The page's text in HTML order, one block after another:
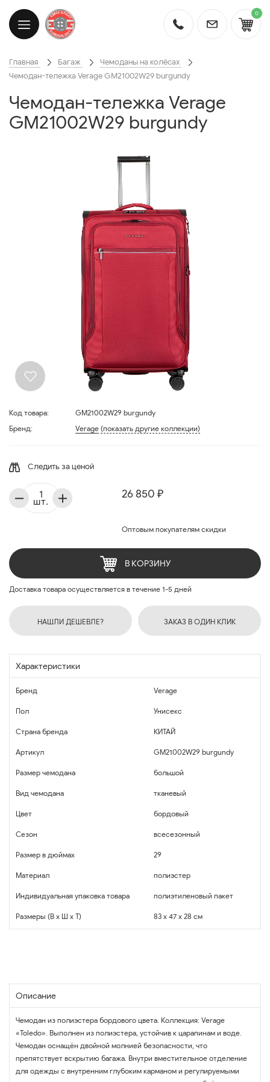
0
Главная Багаж
Чемоданы на колёсах
Чемодан-тележка Verage GM21002W29 burgundy
Чемодан-тележка Verage
GM21002W29 burgundy
Код товара:
GM21002W29 burgundy
Бренд:
Verage (показать другие коллекции)
Следить за ценой
26 850 ₽
Оптовым покупателям скидки
шт.
В КОРЗИНУ
Доставка товара осуществляется в течение 1-5 дней
НАШЛИ ДЕШЕВЛЕ? ЗАКАЗ В ОДИН КЛИК
Характеристики
Бренд Verage
Пол Унисекс
Страна бренда КИТАЙ
Артикул GM21002W29 burgundy
Размер чемодана большой
Вид чемодана тканевый
Цвет бордовый
Сезон всесезонный
Размер в дюймах 29
Материал полиэстер
Индивидуальная упаковка товара полиэтиленовый пакет
Размеры (В x Ш x Т) 83 x 47 x 28 см
Описание
Чемодан из полиэстера бордового цвета. Коллекция: Verage
«Toledo». Выполнен из полиэстера, устойчив к царапинам и воде.
Чемодан оснащён двойной молнией безопасности, что
препятствует вскрытию багажа. Внутри вместительное отделение
для одежды с внутренним глубоким карманом и регулируемыми